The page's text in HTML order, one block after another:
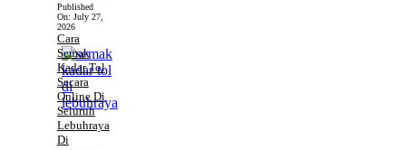
Published
On: July 27,
2026
Cara
Semak
Kadar Tol
Secara
Online Di
Seluruh
Lebuhraya
Di